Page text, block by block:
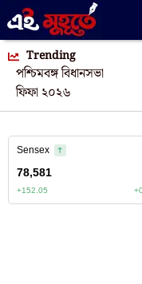
Trending
পশ্চিমবঙ্গ বিধানসভা
ফিফা ২০২৬